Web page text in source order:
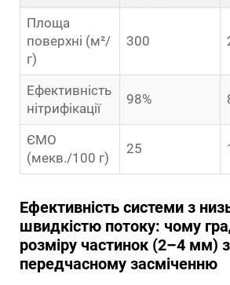
Площа
поверхні (м²/
г)
300
Ефективність
нітрифікації
98%
ЄМО
(мекв./100 г)
25
Ефективність системи з
швидкістю потоку: чому
розміру частинок (2–4 мм)
передчасному засміченню